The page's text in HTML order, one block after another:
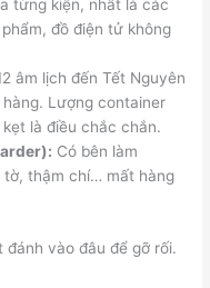
từng kiện, nhất là các
đồ điện tử không
âm lịch đến Tết Nguyên
Lượng container
là điều chắc chắn.
Có bên làm
tờ, thậm chí… mất hàng
đánh vào đâu để gỡ rối.